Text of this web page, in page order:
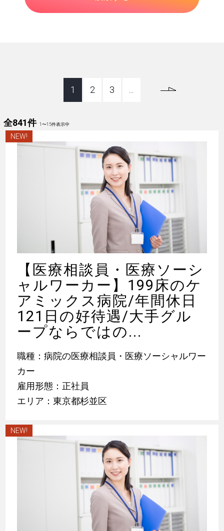
1 2 3 ...
全841件 1〜15件表示中
NEW!
【医療相談員・医療ソーシ
ャルワーカー】199床のケ
アミックス病院/年間休日
121日の好待遇/大手グル
ープならではの...
職種：病院の医療相談員・医療ソーシャルワー
カー
雇用形態：正社員
エリア：東京都杉並区
NEW!